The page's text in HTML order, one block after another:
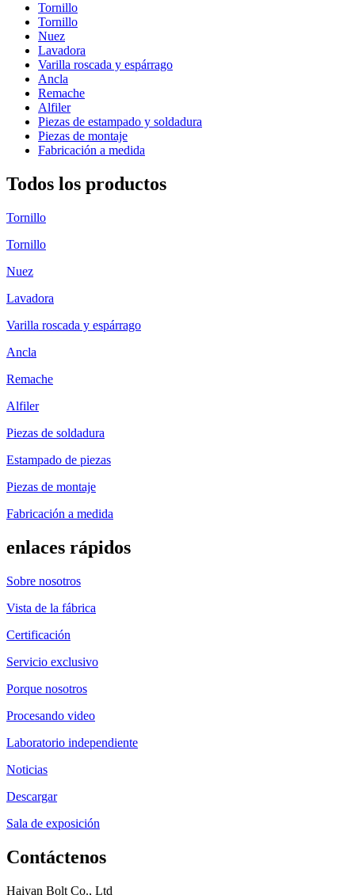
Tornillo
Tornillo
Nuez
Lavadora
Varilla roscada y espárrago
Ancla
Remache
Alfiler
Piezas de estampado y soldadura
Piezas de montaje
Fabricación a medida
Todos los productos
Tornillo
Tornillo
Nuez
Lavadora
Varilla roscada y espárrago
Ancla
Remache
Alfiler
Piezas de soldadura
Estampado de piezas
Piezas de montaje
Fabricación a medida
enlaces rápidos
Sobre nosotros
Vista de la fábrica
Certificación
Servicio exclusivo
Porque nosotros
Procesando video
Laboratorio independiente
Noticias
Descargar
Sala de exposición
Contáctenos
Haiyan Bolt Co., Ltd